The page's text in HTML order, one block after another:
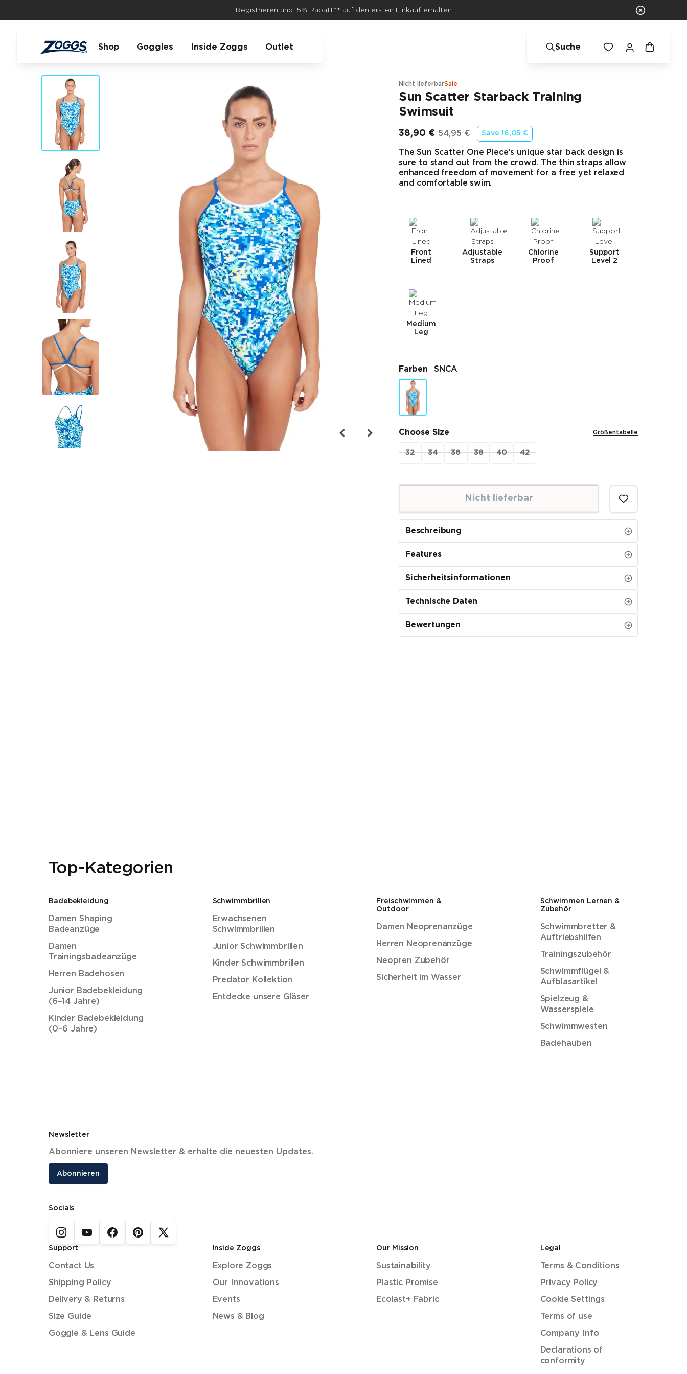
Registrieren und 15% Rabatt** auf den ersten Einkauf erhalten
Shop Goggles Inside Zoggs Outlet Suche
Nicht lieferbarSale
Sun Scatter Starback Training
Swimsuit
38,90 €
Endpreis
54,95 €
Ursprünglicher Preis
Save16,05 €
The Sun Scatter One Piece's unique star back design is
sure to stand out from the crowd. The thin straps allow
enhanced freedom of movement for a free yet relaxed
and comfortable swim.
Front
Lined
Adjustable
Straps
Chlorine
Proof
Support
Level 2
Medium
Leg
Farben SNCA
Choose Size Größentabelle
32 34 36 38 40 42
Nicht lieferbar
Beschreibung
Features
Sicherheitsinformationen
Technische Daten
Bewertungen
Top-Kategorien
Badebekleidung
Damen Shaping
Badeanzüge
Damen
Trainingsbadeanzüge
Herren Badehosen
Junior Badebekleidung
(6–14 Jahre)
Kinder Badebekleidung
(0–6 Jahre)
Schwimmbrillen
Erwachsenen
Schwimmbrillen
Junior Schwimmbrillen
Kinder Schwimmbrillen
Predator Kollektion
Entdecke unsere Gläser
Freischwimmen &
Outdoor
Damen Neoprenanzüge
Herren Neoprenanzüge
Neopren Zubehör
Sicherheit im Wasser
Schwimmen Lernen &
Zubehör
Schwimmbretter &
Auftriebshilfen
Trainingszubehör
Schwimmflügel &
Aufblasartikel
Spielzeug &
Wasserspiele
Schwimmwesten
Badehauben
Newsletter
Abonniere unseren Newsletter & erhalte die neuesten Updates.
Abonnieren
Socials
Support
Contact Us
Shipping Policy
Delivery & Returns
Size Guide
Goggle & Lens Guide
Inside Zoggs
Explore Zoggs
Our Innovations
Events
News & Blog
Our Mission
Sustainability
Plastic Promise
Ecolast+ Fabric
Legal
Terms & Conditions
Privacy Policy
Cookie Settings
Terms of use
Company Info
Declarations of
conformity